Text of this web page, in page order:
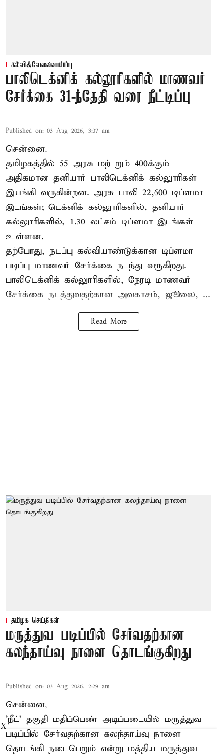
கல்வி&வேலைவாய்ப்பு
பாலிடெக்னிக் கல்லூரிகளில் மாணவர்
சேர்க்கை 31-ந்தேதி வரை நீட்டிப்பு
Published on: 03 Aug 2026, 3:07 am
சென்னை,
தமிழகத்தில் 55 அரசு மற் றும் 400க்கும்
அதிகமான தனியார் பாலிடெக்னிக் கல்லுாரிகள்
இயங்கி வருகின்றன. அரசு பாலி 22,600 டிப்ளமா
இடங்கள்; டெக்னிக் கல்லுாரிகளில், தனியார்
கல்லுாரிகளில், 1.30 லட்சம் டிப்ளமா இடங்கள்
உள்ளன.
தற்போது, நடப்பு கல்வியாண்டுக்கான டிப்ளமா
படிப்பு மாணவர் சேர்க்கை நடந்து வருகிறது.
பாலிடெக்னிக் கல்லுாரிகளில், நேரடி மாணவர்
சேர்க்கை நடத்துவதற்கான அவகாசம், ஜூலை, ...
Read More
தமிழக செய்திகள்
மருத்துவ படிப்பில் சேர்வதற்கான
கலந்தாய்வு நாளை தொடங்குகிறது
Published on: 03 Aug 2026, 2:29 am
சென்னை,
'நீட்' தகுதி மதிப்பெண் அடிப்படையில் மருத்துவ
படிப்பில் சேர்வதற்கான கலந்தாய்வு நாளை
தொடங்கி நடைபெறும் என்று மத்திய மருத்துவ
X